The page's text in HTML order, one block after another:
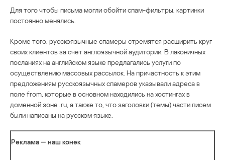
Для того чтобы письма могли обойти спам-фильтры, картинки
постоянно менялись.
Кроме того, русскоязычные спамеры стремятся расширить круг
своих клиентов за счет англоязычной аудитории. В лаконичных
посланиях на английском языке предлагались услуги по
осуществлению массовых рассылок. На причастность к этим
предложениям русскоязычных спамеров указывали адреса в
поле from, которые в основном находились на хостингах в
доменной зоне .ru, а также то, что заголовки (темы) части писем
были написаны на русском языке.
Реклама — наш конек